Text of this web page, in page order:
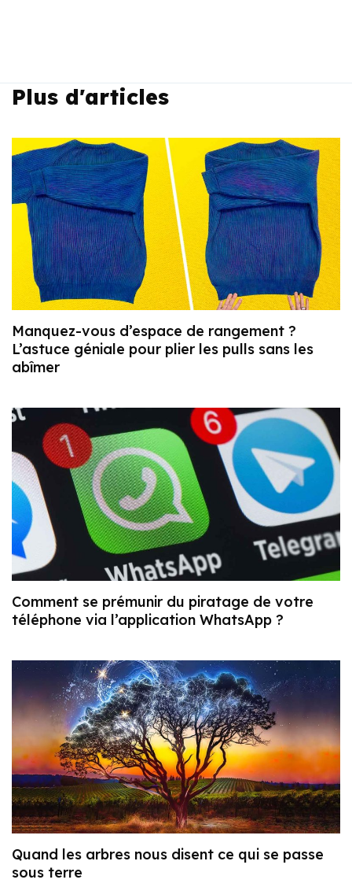
Plus d'articles
Manquez-vous d’espace de rangement ?
L’astuce géniale pour plier les pulls sans les
abîmer
Comment se prémunir du piratage de votre
téléphone via l’application WhatsApp ?
Quand les arbres nous disent ce qui se passe
sous terre